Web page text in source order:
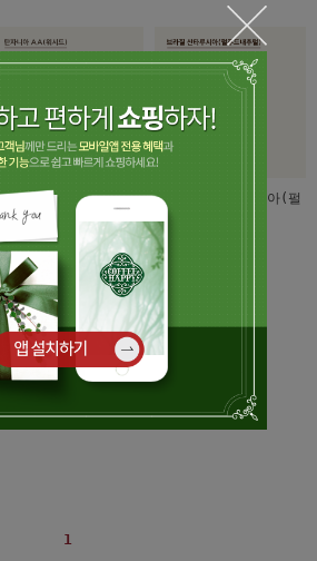
탄자니아 AA(워시드)
45,000
브라질 산타 루시아(펄
1